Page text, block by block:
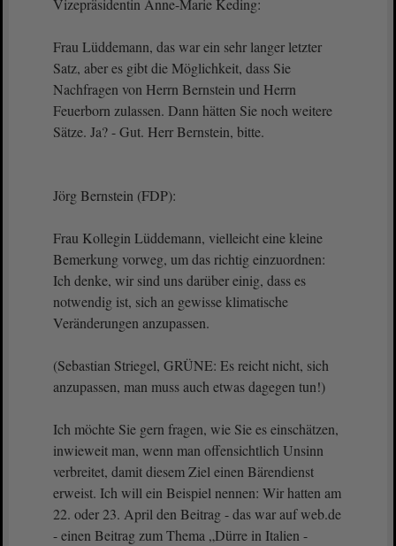
Vizepräsidentin Anne-Marie Keding:
Frau Lüddemann, das war ein sehr langer letzter
Satz, aber es gibt die Möglichkeit, dass Sie
Nachfragen von Herrn Bernstein und Herrn
Feuerborn zulassen. Dann hätten Sie noch weitere
Sätze. Ja? - Gut. Herr Bernstein, bitte.
Jörg Bernstein (FDP):
Frau Kollegin Lüddemann, vielleicht eine kleine
Bemerkung vorweg, um das richtig einzuordnen:
Ich denke, wir sind uns darüber einig, dass es
notwendig ist, sich an gewisse klimatische
Veränderungen anzupassen.
(Sebastian Striegel, GRÜNE: Es reicht nicht, sich
anzupassen, man muss auch etwas dagegen tun!)
Ich möchte Sie gern fragen, wie Sie es einschätzen,
inwieweit man, wenn man offensichtlich Unsinn
verbreitet, damit diesem Ziel einen Bärendienst
erweist. Ich will ein Beispiel nennen: Wir hatten am
22. oder 23. April den Beitrag - das war auf web.de
- einen Beitrag zum Thema „Dürre in Italien -